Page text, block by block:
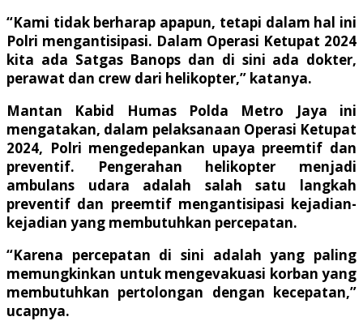
“Kami tidak berharap apapun, tetapi dalam hal ini
Polri mengantisipasi. Dalam Operasi Ketupat 2024
kita ada Satgas Banops dan di sini ada dokter,
perawat dan crew dari helikopter,” katanya.
Mantan Kabid Humas Polda Metro Jaya ini
mengatakan, dalam pelaksanaan Operasi Ketupat
2024, Polri mengedepankan upaya preemtif dan
preventif. Pengerahan helikopter menjadi
ambulans udara adalah salah satu langkah
preventif dan preemtif mengantisipasi kejadian-
kejadian yang membutuhkan percepatan.
“Karena percepatan di sini adalah yang paling
memungkinkan untuk mengevakuasi korban yang
membutuhkan pertolongan dengan kecepatan,”
ucapnya.